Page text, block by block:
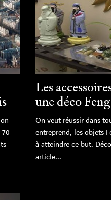
Les
une déco
On veut réussir dans
entreprend, les objets
à atteindre ce but.
article...